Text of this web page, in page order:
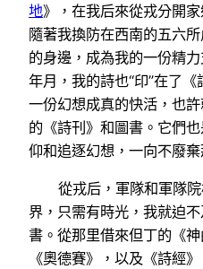
地》，在我后來從戎分開
隨著我換防在西南的五六
的身邊，成為我的一份精
年月，我的詩也“印”在了《
一份幻想成真的快活，也
的《詩刊》和圖書。它們
仰和追逐幻想，一向不廢
從戎后，軍隊和軍隊
界，只需有時光，我就迫
書。從那里借來但丁的《
《奧德賽》，以及《詩經